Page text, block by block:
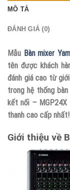
MÔ TẢ
ĐÁNH GIÁ (0)
Mẫu Bàn mixer
tên được khách
đánh giá cao từ
trong hệ thống
kết nối – MGP24X
thanh cao cấp nhất!
Giới thiệu về